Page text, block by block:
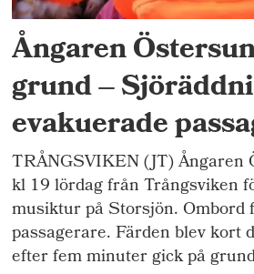
Ångaren
grund –
evakuerade
TRÅNGSVIKEN (JT) Ångaren
kl 19 lördag från Trångsviken
musiktur på Storsjön. Ombord
passagerare. Färden blev kort
efter fem minuter gick på